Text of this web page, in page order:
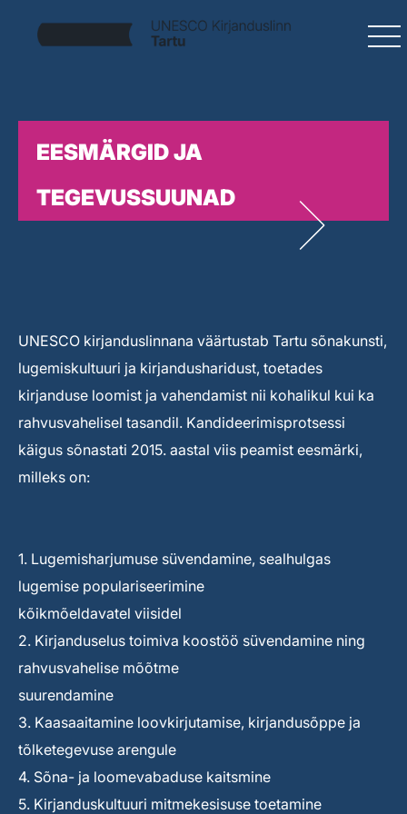
EESMÄRGID JA
TEGEVUSSUUNAD
UNESCO kirjanduslinnana väärtustab Tartu sõnakunsti,
lugemiskultuuri ja kirjandusharidust, toetades
kirjanduse loomist ja vahendamist nii kohalikul kui ka
rahvusvahelisel tasandil. Kandideerimisprotsessi
käigus sõnastati 2015. aastal viis peamist eesmärki,
milleks on:
1. Lugemisharjumuse süvendamine, sealhulgas
lugemise populariseerimine
kõikmõeldavatel viisidel
2. Kirjanduselus toimiva koostöö süvendamine ning
rahvusvahelise mõõtme
suurendamine
3. Kaasaaitamine loovkirjutamise, kirjandusõppe ja
tõlketegevuse arengule
4. Sõna- ja loomevabaduse kaitsmine
5. Kirjanduskultuuri mitmekesisuse toetamine